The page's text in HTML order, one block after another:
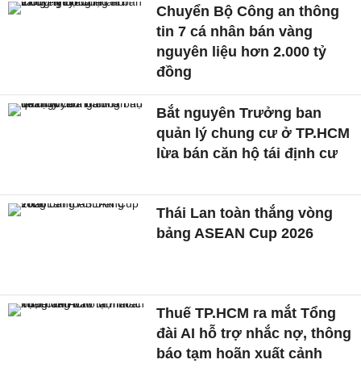
Chuyển Bộ Công an thông
tin 7 cá nhân bán vàng
nguyên liệu hơn 2.000 tỷ
đồng
Bắt nguyên Trưởng ban
quản lý chung cư ở TP.HCM
lừa bán căn hộ tái định cư
Thái Lan toàn thắng vòng
bảng ASEAN Cup 2026
Thuế TP.HCM ra mắt Tổng
đài AI hỗ trợ nhắc nợ, thông
báo tạm hoãn xuất cảnh